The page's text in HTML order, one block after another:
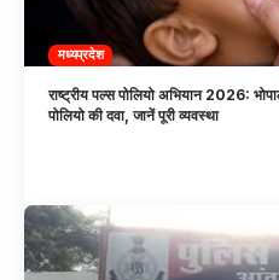
मध्यप्रदेश
राष्ट्रीय पल्स पोलियो अभियान 2026:
पोलियो की दवा, जानें पूरी व्यवस्था